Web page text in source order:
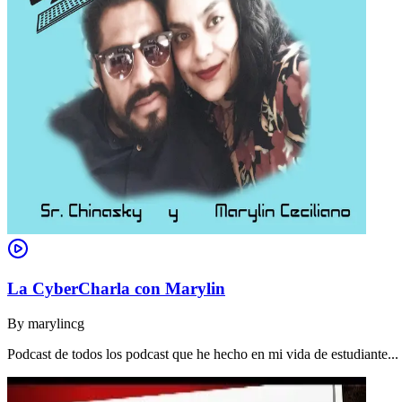
La CyberCharla con Marylin
By marylincg
Podcast de todos los podcast que he hecho en mi vida de